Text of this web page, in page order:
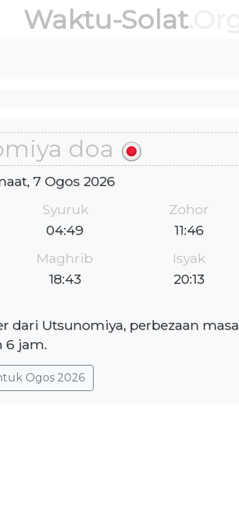
Waktu-Solat.Org
doa
7 Ogos 2026
Syuruk
04:49
Zohor
11:46
Maghrib
18:43
Isyak
20:13
dari Utsunomiya, perbezaan masa
6 jam.
Ogos 2026